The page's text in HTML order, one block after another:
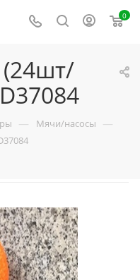
0
(24шт/
— Мячи/насосы —